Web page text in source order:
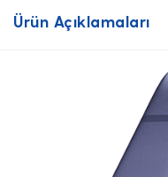
Ürün Açıklamaları